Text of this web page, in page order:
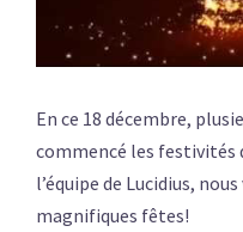
En ce 18 décembre,
commencé les festivités
l’équipe de Lucidius,
magnifiques fêtes!